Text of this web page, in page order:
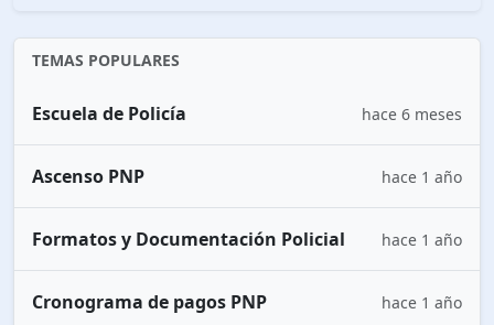
TEMAS POPULARES
Escuela de Policía hace 6 meses
Ascenso PNP hace 1 año
Formatos y Documentación Policial hace 1 año
Cronograma de pagos PNP hace 1 año